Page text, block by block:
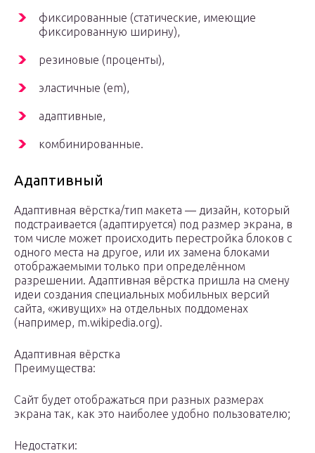
фиксированные (статические, имеющие
фиксированную ширину),
резиновые (проценты),
эластичные (em),
адаптивные,
комбинированные.
Адаптивный
Адаптивная вёрстка/тип макета — дизайн, который
подстраивается (адаптируется) под размер экрана, в
том числе может происходить перестройка блоков с
одного места на другое, или их замена блоками
отображаемыми только при определённом
разрешении. Адаптивная вёрстка пришла на смену
идеи создания специальных мобильных версий
сайта, «живущих» на отдельных поддоменах
(например, m.wikipedia.org).
Адаптивная вёрстка
Преимущества:
Сайт будет отображаться при разных размерах
экрана так, как это наиболее удобно пользователю;
Недостатки: